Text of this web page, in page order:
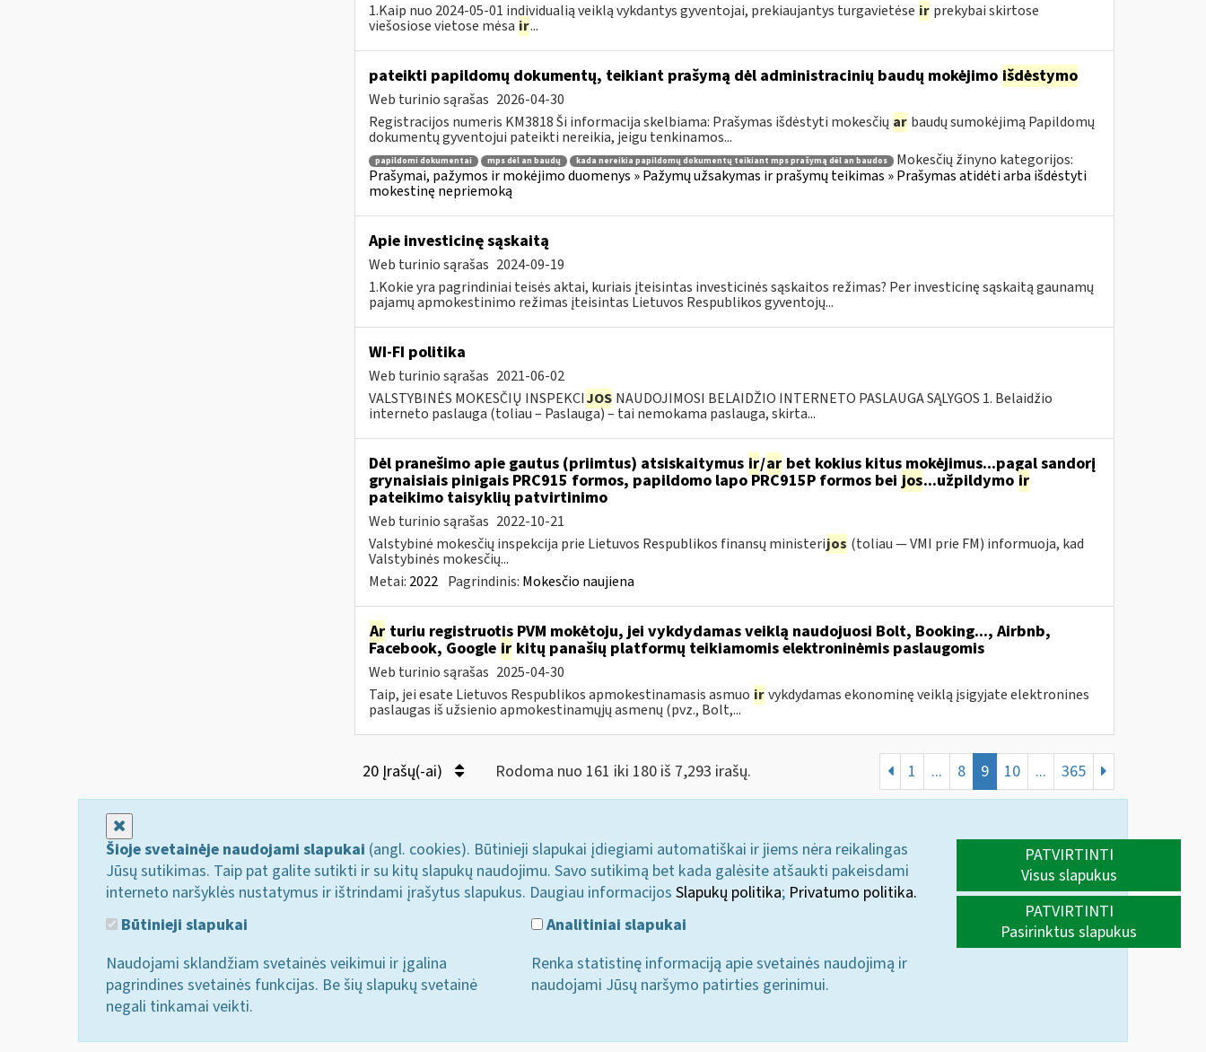
1.Kaip nuo 2024-05-01 individualią veiklą vykdantys gyventojai, prekiaujantys turgavietėse ir prekybai skirtose
viešosiose vietose mėsa ir...
pateikti papildomų dokumentų, teikiant prašymą dėl administracinių baudų mokėjimo išdėstymo
Web turinio sąrašas 2026-04-30
Registracijos numeris KM3818 Ši informacija skelbiama: Prašymas išdėstyti mokesčių ar baudų sumokėjimą Papildomų
dokumentų gyventojui pateikti nereikia, jeigu tenkinamos...
papildomi dokumentai mps dėl an baudų kada nereikia papildomų dokumentų teikiant mps prašymą dėl an baudos
Mokesčių žinyno kategorijos:
Prašymai, pažymos ir mokėjimo duomenys » Pažymų užsakymas ir prašymų teikimas » Prašymas atidėti arba išdėstyti
mokestinę nepriemoką
Apie investicinę sąskaitą
Web turinio sąrašas 2024-09-19
1.Kokie yra pagrindiniai teisės aktai, kuriais įteisintas investicinės sąskaitos režimas? Per investicinę sąskaitą gaunamų
pajamų apmokestinimo režimas įteisintas Lietuvos Respublikos gyventojų...
WI-FI politika
Web turinio sąrašas 2021-06-02
VALSTYBINĖS MOKESČIŲ INSPEKCIJOS NAUDOJIMOSI BELAIDŽIO INTERNETO PASLAUGA SĄLYGOS 1. Belaidžio
interneto paslauga (toliau – Paslauga) – tai nemokama paslauga, skirta...
Dėl pranešimo apie gautus (priimtus) atsiskaitymus ir/arbet kokius kitus mokėjimus...pagal sandorį
grynaisiais pinigais PRC915 formos, papildomo lapo PRC915P formos bei jos...užpildymo ir
pateikimo taisyklių patvirtinimo
Web turinio sąrašas 2022-10-21
Valstybinė mokesčių inspekcija prie Lietuvos Respublikos finansų ministerijos (toliau ― VMI prie FM) informuoja, kad
Valstybinės mokesčių...
Metai: 2022 Pagrindinis: Mokesčio naujiena
Arturiu registruotis PVM mokėtoju, jei vykdydamas veiklą naudojuosi Bolt, Booking..., Airbnb,
Facebook, Google irkitų panašių platformų teikiamomis elektroninėmis paslaugomis
Web turinio sąrašas 2025-04-30
Taip, jei esate Lietuvos Respublikos apmokestinamasis asmuo ir vykdydamas ekonominę veiklą įsigyjate elektronines
paslaugas iš užsienio apmokestinamųjų asmenų (pvz., Bolt,...
20 Įrašų(-ai) Rodoma nuo 161 iki 180 iš 7,293 irašų. 1 ... 8 9 10 ... 365
Šioje svetainėje naudojami slapukai (angl. cookies). Būtinieji slapukai įdiegiami automatiškai ir jiems nėra reikalingas
Jūsų sutikimas. Taip pat galite sutikti ir su kitų slapukų naudojimu. Savo sutikimą bet kada galėsite atšaukti pakeisdami
interneto naršyklės nustatymus ir ištrindami įrašytus slapukus. Daugiau informacijos Slapukų politika; Privatumo politika.
Būtinieji slapukai
Naudojami sklandžiam svetainės veikimui ir įgalina
pagrindines svetainės funkcijas. Be šių slapukų svetainė
negali tinkamai veikti.
Analitiniai slapukai
Renka statistinę informaciją apie svetainės naudojimą ir
naudojami Jūsų naršymo patirties gerinimui.
PATVIRTINTI
Visus slapukus
PATVIRTINTI
Pasirinktus slapukus